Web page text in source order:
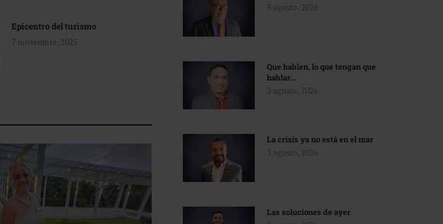
Epicentro del turismo
7 noviembre, 2025
3 agosto, 2026
Que hablen, lo que tengan que
hablar…
3 agosto, 2026
La crisis ya no está en el mar
3 agosto, 2026
Las soluciones de ayer